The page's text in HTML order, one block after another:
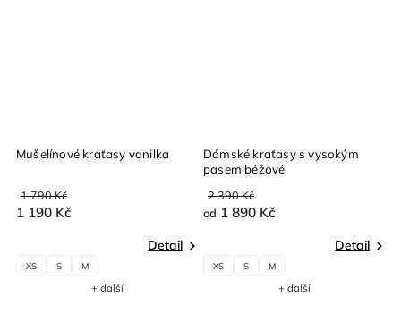
Mušelínové kraťasy vanilka
1 790 Kč
1 190 Kč
Detail
XS S M
+ další
Dámské kraťasy s vysokým
pasem béžové
2 390 Kč
od 1 890 Kč
Detail
XS S M
+ další